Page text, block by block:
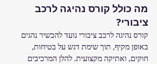
מה כולל קורס נהיגה לרכב
ציבורי?
קורס נהיגה לרכב ציבורי נועד להכשיר נהגים
באופן מקיף, תוך שימת דגש על בטיחות,
חוקים, ואתיקה מקצועית. להלן המרכיבים